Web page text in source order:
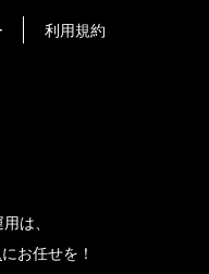
利用規約
は、
にお任せを！